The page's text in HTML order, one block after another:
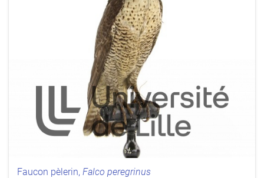
Faucon pèlerin, Falco peregrinus